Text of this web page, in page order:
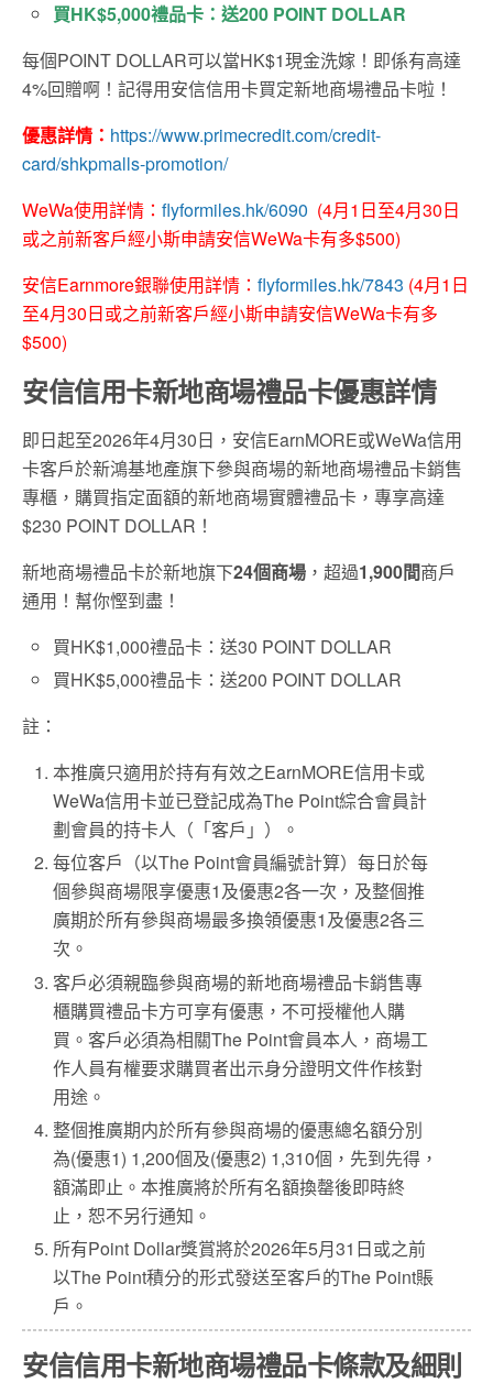
買HK$5,000禮品卡：送200 POINT DOLLAR
每個POINT DOLLAR可以當HK$1現金洗嫁！即係有高達
4%回贈啊！記得用安信信用卡買定新地商場禮品卡啦！
優惠詳情： https://www.primecredit.com/credit-
card/shkpmalls-promotion/
WeWa使用詳情： flyformiles.hk/6090 (4月1日至4月30日
或之前新客戶經小斯申請安信WeWa卡有多$500)
安信Earnmore銀聯使用詳情： flyformiles.hk/7843 (4月1日
至4月30日或之前新客戶經小斯申請安信WeWa卡有多
$500)
安信信用卡新地商場禮品卡優惠詳情
即日起至2026年4月30日，安信EarnMORE或WeWa信用
卡客戶於新鴻基地產旗下參與商場的新地商場禮品卡銷售
專櫃，購買指定面額的新地商場實體禮品卡，專享高達
$230 POINT DOLLAR！
新地商場禮品卡於新地旗下24個商場 ，超過1,900間商戶
通用！幫你慳到盡！
買HK$1,000禮品卡：送30 POINT DOLLAR
買HK$5,000禮品卡：送200 POINT DOLLAR
註：
本推廣只適用於持有有效之EarnMORE信用卡或
WeWa信用卡並已登記成為The Point綜合會員計
劃會員的持卡人（「客戶」）。
每位客戶（以The Point會員編號計算）每日於每
個參與商場限享優惠1及優惠2各一次，及整個推
廣期於所有參與商場最多換領優惠1及優惠2各三
次。
客戶必須親臨參與商場的新地商場禮品卡銷售專
櫃購買禮品卡方可享有優惠，不可授權他人購
買。客戶必須為相關The Point會員本人，商場工
作人員有權要求購買者出示身分證明文件作核對
用途。
整個推廣期内於所有參與商場的優惠總名額分別
為(優惠1) 1,200個及(優惠2) 1,310個，先到先得，
額滿即止。本推廣將於所有名額換罄後即時終
止，恕不另行通知。
所有Point Dollar獎賞將於2026年5月31日或之前
以The Point積分的形式發送至客戶的The Point賬
戶。
安信信用卡新地商場禮品卡條款及細則